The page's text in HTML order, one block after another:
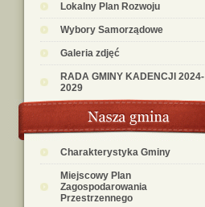
Lokalny Plan Rozwoju
Wybory Samorządowe
Galeria zdjęć
RADA GMINY KADENCJI 2024-
2029
Charakterystyka Gminy
Miejscowy Plan
Zagospodarowania
Przestrzennego